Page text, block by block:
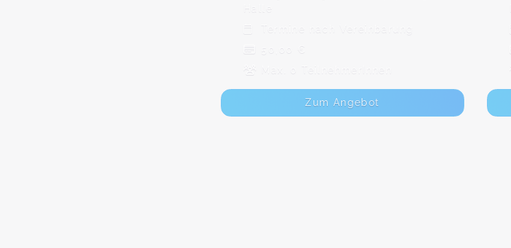
Halle
Termine nach Vereinbarung
50,00 €
Max. 0 TeilnehmerInnen
Zum Angebot